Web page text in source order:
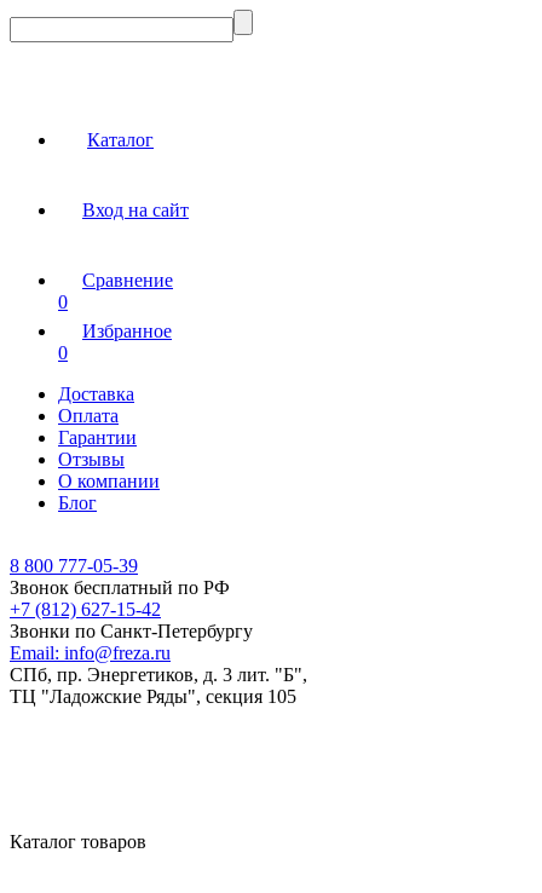
Каталог
Вход на сайт
Сравнение
0
Избранное
0
Доставка
Оплата
Гарантии
Отзывы
О компании
Блог
8 800 777-05-39
Звонок бесплатный по РФ
+7 (812) 627-15-42
Звонки по Санкт-Петербургу
Email: info@freza.ru
СПб, пр. Энергетиков, д. 3 лит. "Б",
ТЦ "Ладожские Ряды", секция 105
Каталог товаров